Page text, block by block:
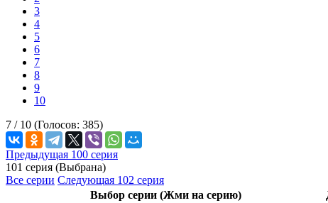
3
4
5
6
7
8
9
10
7 / 10 (Голосов: 385)
Предыдущая 100 серия
101 серия (Выбрана)
Все серии Следующая 102 серия
Выбор серии (Жми на серию)